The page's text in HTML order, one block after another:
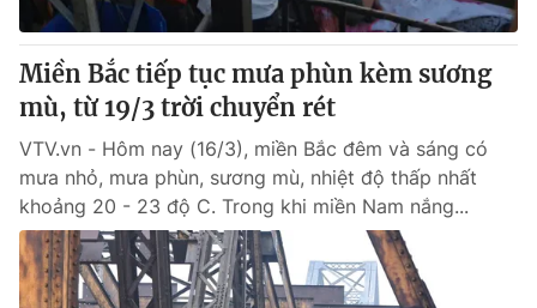
cấp ngày 29/12/2023
Tổng Biên tập:Vũ Thanh Thủy
Phó Tổng Biên tập:Nguyễn Thị Mỹ Hạnh, Phạm Quốc Thắng,
Nguyễn Trọng Ninh
Tổng đài VTV:
024.38 355 931 - 024.38 355 932
Ðiện thoại Thời báo VTV:024.66 897 897
Email:toasoan@vtv.vn
Liên hệ quảng cáo:024-7300.7108
Miền Bắc tiếp tục mưa phùn kèm sương
mù, từ 19/3 trời chuyển rét
VTV.vn - Hôm nay (16/3), miền Bắc đêm và sáng có
mưa nhỏ, mưa phùn, sương mù, nhiệt độ thấp nhất
khoảng 20 - 23 độ C. Trong khi miền Nam nắng...